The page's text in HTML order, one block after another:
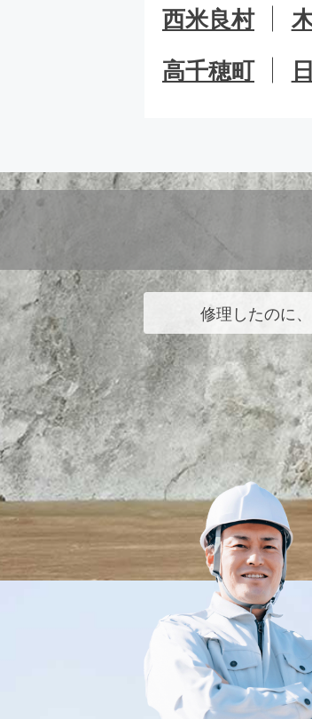
西米良村
高千穂町
修理したのに